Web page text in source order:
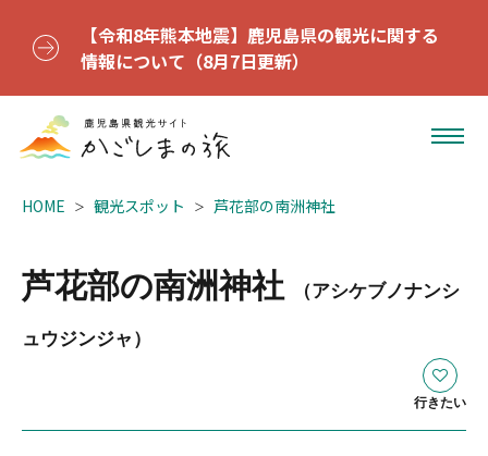
【令和8年熊本地震】鹿児島県の観光に関する
情報について（8月7日更新）
HOME 観光スポット 芦花部の南洲神社
芦花部の南洲神社 （アシケブノナンシ
ュウジンジャ）
行きたい